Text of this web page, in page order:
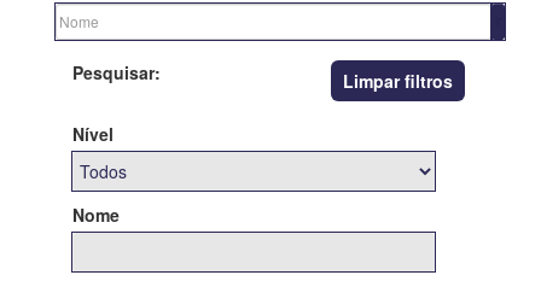
Pesquisar: Limpar filtros
Nível
Nome